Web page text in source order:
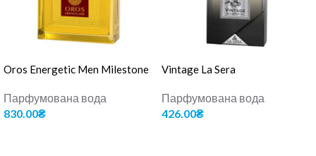
Oros Energetic Men Milestone
Парфумована вода
830.00₴
Vintage La Sera
Парфумована вода
426.00₴